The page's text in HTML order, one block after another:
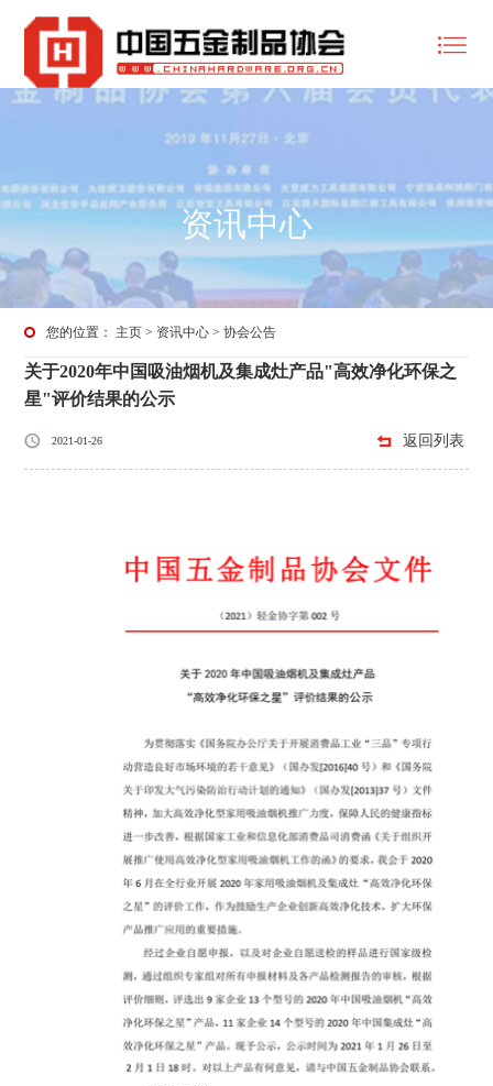
资讯中心
您的位置： 主页 > 资讯中心 >协会公告
关于2020年中国吸油烟机及集成灶产品"高效净化环保之
星"评价结果的公示
2021-01-26 返回列表